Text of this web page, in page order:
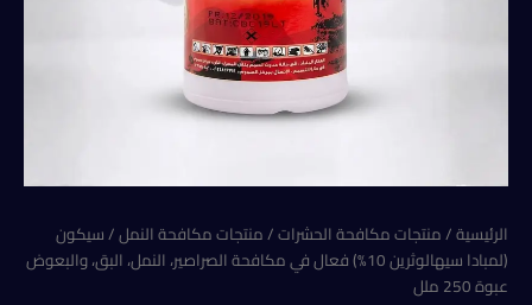
الرئيسية/منتجات مكافحة الحشرات/منتجات مكافحة النمل/ سيكون
(لمبادا سيهالوثرين 10%) فعال في مكافحة الصراصير، النمل، البق، والبعوض
عبوة 250 ملل